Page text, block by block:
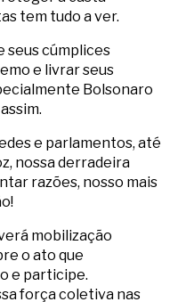
tem tudo a ver.
seus cúmplices
e livrar seus
Bolsonaro
e parlamentos, até
nossa derradeira
razões, nosso mais
mobilização
o ato que
e participe.
força coletiva nas